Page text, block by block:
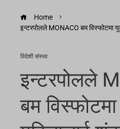
Home
इन्टरपोलले MONACO बम विस्फोटमा
विदेशी संस्था
इन्टरपोलले
बम